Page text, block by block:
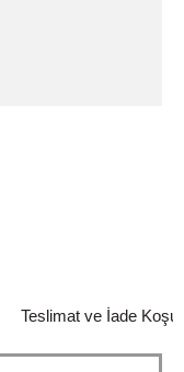
Teslimat ve İade